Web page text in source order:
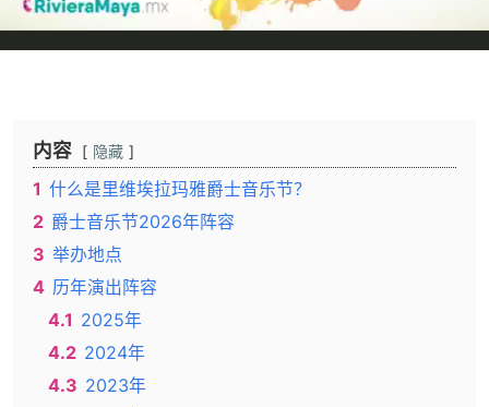
内容 隐藏
1 什么是里维埃拉玛雅爵士音乐节？
2 爵士音乐节2026年阵容
3 举办地点
4 历年演出阵容
4.1 2025年
4.2 2024年
4.3 2023年